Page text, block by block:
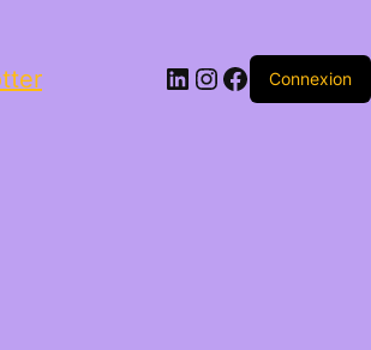
LinkedIn
Instagram
Facebook
Connexion